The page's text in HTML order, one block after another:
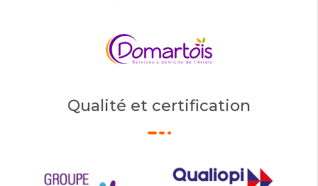
Qualité et certification